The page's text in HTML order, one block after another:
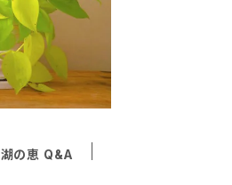
湖の恵 Q&A